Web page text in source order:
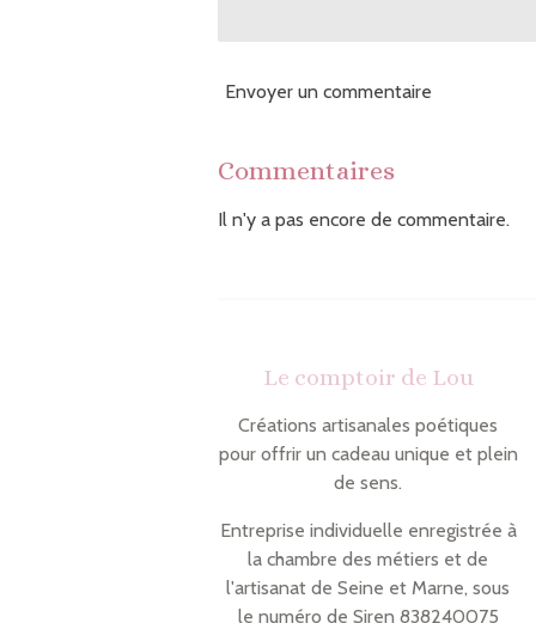
Envoyer un commentaire
Commentaires
Il n'y a pas encore de commentaire.
Le comptoir de Lou
Créations artisanales poétiques
pour offrir un cadeau unique et plein
de sens.
Entreprise individuelle enregistrée à
la chambre des métiers et de
l'artisanat de Seine et Marne, sous
le numéro de Siren 838240075